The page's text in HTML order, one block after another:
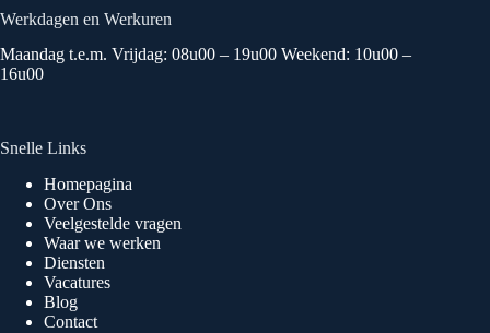
Werkdagen en Werkuren
Maandag t.e.m. Vrijdag: 08u00 – 19u00 Weekend: 10u00 –
16u00
Snelle Links
Homepagina
Over Ons
Veelgestelde vragen
Waar we werken
Diensten
Vacatures
Blog
Contact